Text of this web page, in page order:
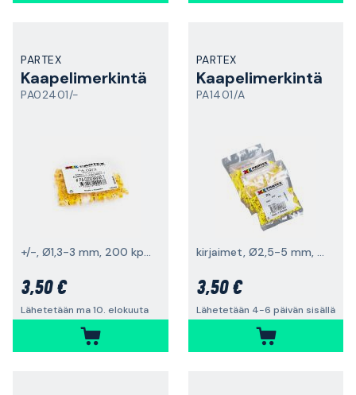
PARTEX
Kaapelimerkintä
PA02401/-
+/-, Ø1,3-3 mm, 200 kpl pakkaus
3,50 €
Lähetetään ma 10. elokuuta
PARTEX
Kaapelimerkintä
PA1401/A
kirjaimet, Ø2,5-5 mm, 200 kpl
3,50 €
Lähetetään 4-6 päivän sisällä